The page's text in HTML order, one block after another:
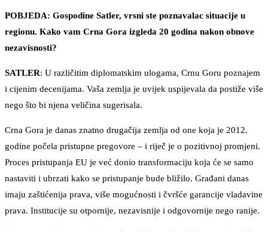
POBJEDA: Gospodine Satler, vrsni ste poznavalac situacije u
regionu. Kako vam Crna Gora izgleda 20 godina nakon obnove
nezavisnosti?
SATLER: U različitim diplomatskim ulogama, Crnu Goru poznajem
i cijenim decenijama. Vaša zemlja je uvijek uspijevala da postiže više
nego što bi njena veličina sugerisala.
Crna Gora je danas znatno drugačija zemlja od one koja je 2012.
godine počela pristupne pregovore – i riječ je o pozitivnoj promjeni.
Proces pristupanja EU je već donio transformaciju koja će se samo
nastaviti i ubrzati kako se pristupanje bude bližilo. Građani danas
imaju zaštićenija prava, više mogućnosti i čvršće garancije vladavine
prava. Institucije su otpornije, nezavisnije i odgovornije nego ranije.